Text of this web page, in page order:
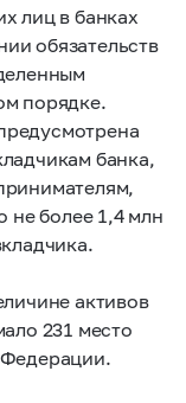
лиц в банках
обязательств
порядке.
банка,
не более 1,4 млн
активов
231 место